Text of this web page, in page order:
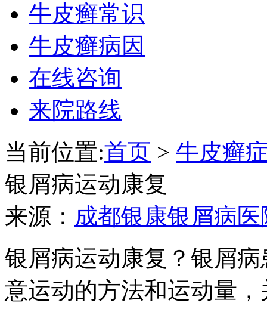
牛皮癣常识
牛皮癣病因
在线咨询
来院路线
当前位置:首页 > 牛皮癣
银屑病运动康复
来源： 成都银康银屑病医
银屑病运动康复？银屑
意运动的方法和运动量